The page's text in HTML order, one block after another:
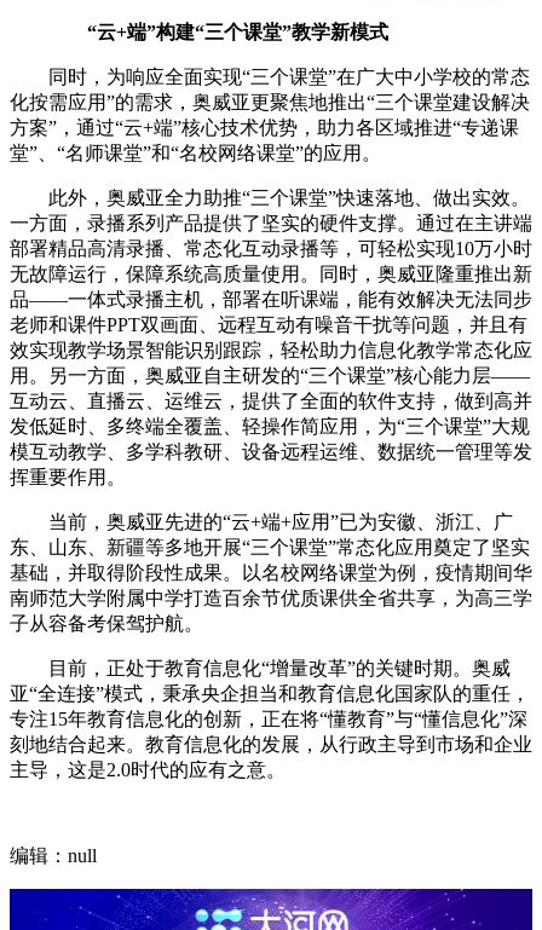
“云+端”构建“三个课堂”教学新模式
同时，为响应全面实现“三个课堂”在广大中小学校的常态
化按需应用”的需求，奥威亚更聚焦地推出“三个课堂建设解决
方案”，通过“云+端”核心技术优势，助力各区域推进“专递课
堂”、“名师课堂”和“名校网络课堂”的应用。
此外，奥威亚全力助推“三个课堂”快速落地、做出实效。
一方面，录播系列产品提供了坚实的硬件支撑。通过在主讲端
部署精品高清录播、常态化互动录播等，可轻松实现10万小时
无故障运行，保障系统高质量使用。同时，奥威亚隆重推出新
品——一体式录播主机，部署在听课端，能有效解决无法同步
老师和课件PPT双画面、远程互动有噪音干扰等问题，并且有
效实现教学场景智能识别跟踪，轻松助力信息化教学常态化应
用。另一方面，奥威亚自主研发的“三个课堂”核心能力层——
互动云、直播云、运维云，提供了全面的软件支持，做到高并
发低延时、多终端全覆盖、轻操作简应用，为“三个课堂”大规
模互动教学、多学科教研、设备远程运维、数据统一管理等发
挥重要作用。
当前，奥威亚先进的“云+端+应用”已为安徽、浙江、广
东、山东、新疆等多地开展“三个课堂”常态化应用奠定了坚实
基础，并取得阶段性成果。以名校网络课堂为例，疫情期间华
南师范大学附属中学打造百余节优质课供全省共享，为高三学
子从容备考保驾护航。
目前，正处于教育信息化“增量改革”的关键时期。奥威
亚“全连接”模式，秉承央企担当和教育信息化国家队的重任，
专注15年教育信息化的创新，正在将“懂教育”与“懂信息化”深
刻地结合起来。教育信息化的发展，从行政主导到市场和企业
主导，这是2.0时代的应有之意。
编辑：null